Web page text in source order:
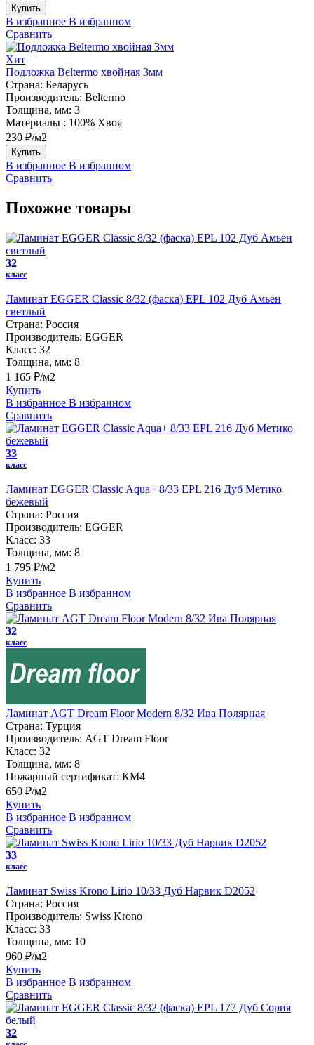
Купить
В избранное В избранном
Сравнить
Хит
Подложка Beltermo хвойная 3мм
Страна: Беларусь
Производитель: Beltermo
Толщина, мм: 3
Материалы : 100% Хвоя
230 ₽/м2
Купить
В избранное В избранном
Сравнить
Похожие товары
32
класс
Ламинат EGGER Classic 8/32 (фаска) EPL 102 Дуб Амьен
светлый
Страна: Россия
Производитель: EGGER
Класс: 32
Толщина, мм: 8
1 165 ₽/м2
Купить
В избранное В избранном
Сравнить
33
класс
Ламинат EGGER Classic Aqua+ 8/33 EPL 216 Дуб Метико
бежевый
Страна: Россия
Производитель: EGGER
Класс: 33
Толщина, мм: 8
1 795 ₽/м2
Купить
В избранное В избранном
Сравнить
32
класс
Ламинат AGT Dream Floor Modern 8/32 Ива Полярная
Страна: Турция
Производитель: AGT Dream Floor
Класс: 32
Толщина, мм: 8
Пожарный сертификат: КМ4
650 ₽/м2
Купить
В избранное В избранном
Сравнить
33
класс
Ламинат Swiss Krono Lirio 10/33 Дуб Нарвик D2052
Страна: Россия
Производитель: Swiss Krono
Класс: 33
Толщина, мм: 10
960 ₽/м2
Купить
В избранное В избранном
Сравнить
32